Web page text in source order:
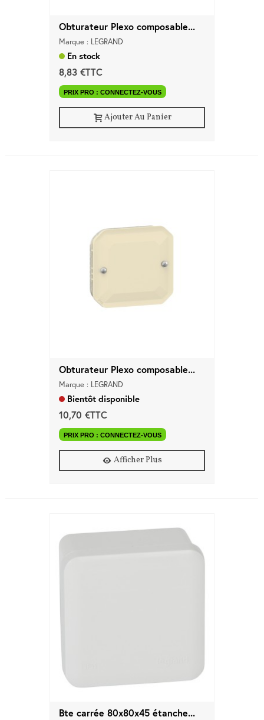
Obturateur Plexo composable...
Marque : LEGRAND
En stock
8,83 €TTC
PRIX PRO : CONNECTEZ-VOUS
Ajouter Au Panier
Obturateur Plexo composable...
Marque : LEGRAND
Bientôt disponible
10,70 €TTC
PRIX PRO : CONNECTEZ-VOUS
Afficher Plus
Bte carrée 80x80x45 étanche...